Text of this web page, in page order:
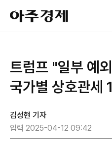
아
주
경
트럼프 "일부 예
국가별 상호관세
김성현 기자
입력 2025-04-12 09:42